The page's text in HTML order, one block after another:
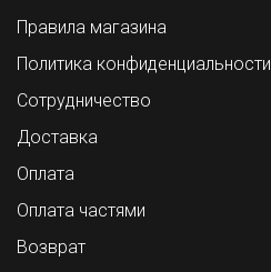
Правила магазина
Политика конфиденциальности
Сотрудничество
Доставка
Оплата
Оплата частями
Возврат